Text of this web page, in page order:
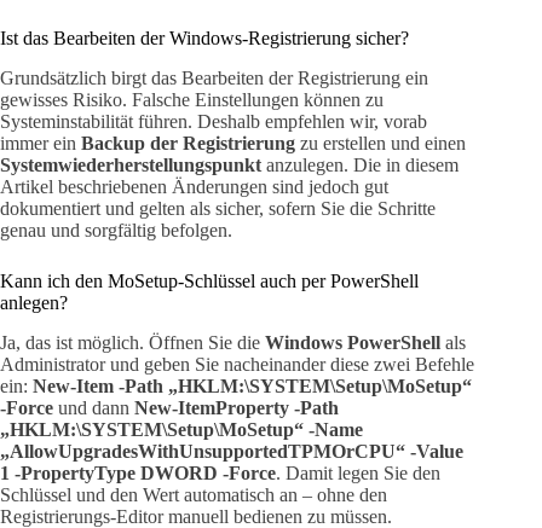
Ist das Bearbeiten der Windows-Registrierung sicher?
Grundsätzlich birgt das Bearbeiten der Registrierung ein
gewisses Risiko. Falsche Einstellungen können zu
Systeminstabilität führen. Deshalb empfehlen wir, vorab
immer ein Backup der Registrierung zu erstellen und einen
Systemwiederherstellungspunkt anzulegen. Die in diesem
Artikel beschriebenen Änderungen sind jedoch gut
dokumentiert und gelten als sicher, sofern Sie die Schritte
genau und sorgfältig befolgen.
Kann ich den MoSetup-Schlüssel auch per PowerShell
anlegen?
Ja, das ist möglich. Öffnen Sie die Windows PowerShell als
Administrator und geben Sie nacheinander diese zwei Befehle
ein: New-Item -Path „HKLM:\SYSTEM\Setup\MoSetup“
-Force und dann New-ItemProperty -Path
„HKLM:\SYSTEM\Setup\MoSetup“ -Name
„AllowUpgradesWithUnsupportedTPMOrCPU“ -Value
1 -PropertyType DWORD -Force. Damit legen Sie den
Schlüssel und den Wert automatisch an – ohne den
Registrierungs-Editor manuell bedienen zu müssen.